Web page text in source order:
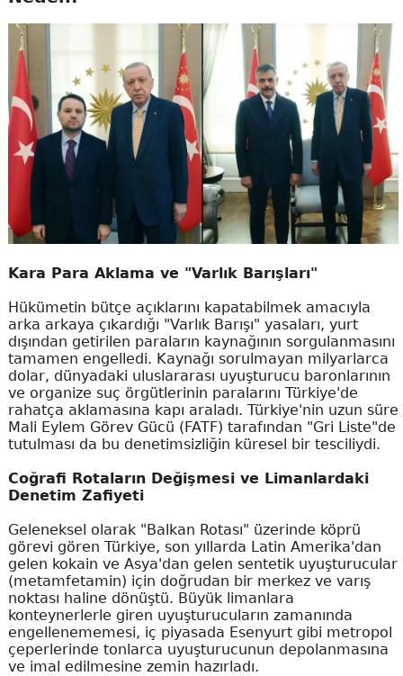
Kara Para Aklama ve "Varlık Barışları"
Hükümetin bütçe açıklarını kapatabilmek amacıyla
arka arkaya çıkardığı "Varlık Barışı" yasaları, yurt
dışından getirilen paraların kaynağının sorgulanmasını
tamamen engelledi. Kaynağı sorulmayan milyarlarca
dolar, dünyadaki uluslararası uyuşturucu baronlarının
ve organize suç örgütlerinin paralarını Türkiye'de
rahatça aklamasına kapı araladı. Türkiye'nin uzun süre
Mali Eylem Görev Gücü (FATF) tarafından "Gri Liste"de
tutulması da bu denetimsizliğin küresel bir tesciliydi.
Coğrafi Rotaların Değişmesi ve Limanlardaki
Denetim Zafiyeti
Geleneksel olarak "Balkan Rotası" üzerinde köprü
görevi gören Türkiye, son yıllarda Latin Amerika'dan
gelen kokain ve Asya'dan gelen sentetik uyuşturucular
(metamfetamin) için doğrudan bir merkez ve varış
noktası haline dönüştü. Büyük limanlara
konteynerlerle giren uyuşturucuların zamanında
engellenememesi, iç piyasada Esenyurt gibi metropol
çeperlerinde tonlarca uyuşturucunun depolanmasına
ve imal edilmesine zemin hazırladı.